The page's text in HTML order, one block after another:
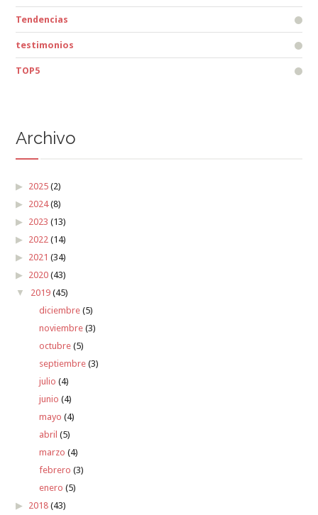
Tendencias
testimonios
TOP5
Archivo
2025 (2)
2024(8)
2023 (13)
2022 (14)
2021 (34)
2020 (43)
2019 (45)
diciembre(5)
noviembre(3)
octubre(5)
septiembre(3)
julio (4)
junio (4)
mayo (4)
abril (5)
marzo (4)
febrero (3)
enero (5)
2018 (43)